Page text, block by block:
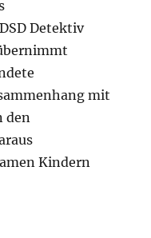
Detektiv
mit
den
Kindern